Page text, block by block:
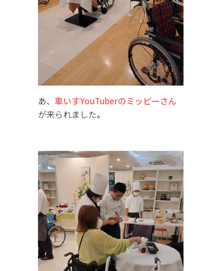
あ、 車いすYouTuberのミッピーさん
が来られました。